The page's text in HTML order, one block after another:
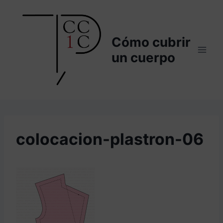
Cómo cubrir
un cuerpo
colocacion-plastron-06